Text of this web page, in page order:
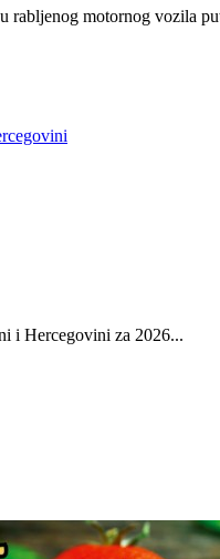
rabljenog motornog vozila
i Hercegovini za 2026...